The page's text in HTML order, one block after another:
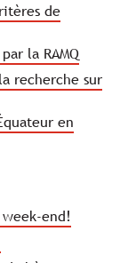
de
la RAMQ
recherche sur
en
end!